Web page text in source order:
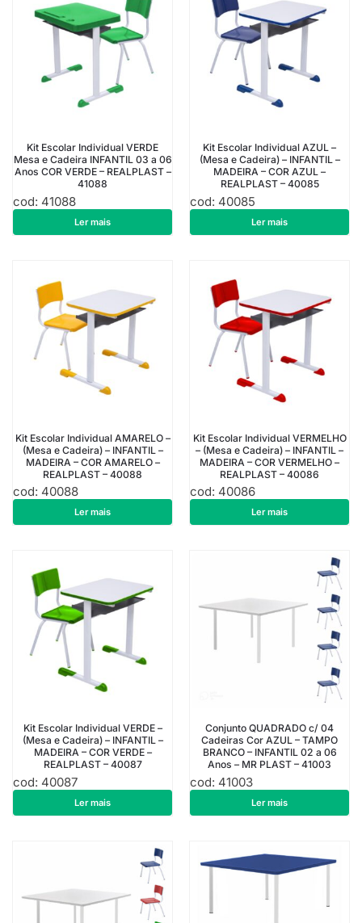
Kit Escolar Individual VERDE
Mesa e Cadeira INFANTIL 03 a 06
Anos COR VERDE – REALPLAST –
41088
cod: 41088
R$494,76
Ler mais
Kit Escolar Individual AZUL –
(Mesa e Cadeira) – INFANTIL –
MADEIRA – COR AZUL –
REALPLAST – 40085
cod: 40085
R$508,76
Ler mais
Kit Escolar Individual AMARELO –
(Mesa e Cadeira) – INFANTIL –
MADEIRA – COR AMARELO –
REALPLAST – 40088
cod: 40088
R$508,76
Ler mais
Kit Escolar Individual VERMELHO
– (Mesa e Cadeira) – INFANTIL –
MADEIRA – COR VERMELHO –
REALPLAST – 40086
cod: 40086
R$508,76
Ler mais
Kit Escolar Individual VERDE –
(Mesa e Cadeira) – INFANTIL –
MADEIRA – COR VERDE –
REALPLAST – 40087
cod: 40087
R$508,76
Ler mais
Conjunto QUADRADO c/ 04
Cadeiras Cor AZUL – TAMPO
BRANCO – INFANTIL 02 a 06
Anos – MR PLAST – 41003
cod: 41003
1.001,52
Ler mais